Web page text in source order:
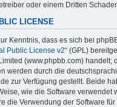
oder einem Dritten
LICENSE
Kenntnis, dass es sich bei
Public License v2“ (GPL)
(www.phpbb.com) handelt;
werden durch die
zur Verfügung gestellt. Beide
wie die Software verwendet
die Verwendung der Software